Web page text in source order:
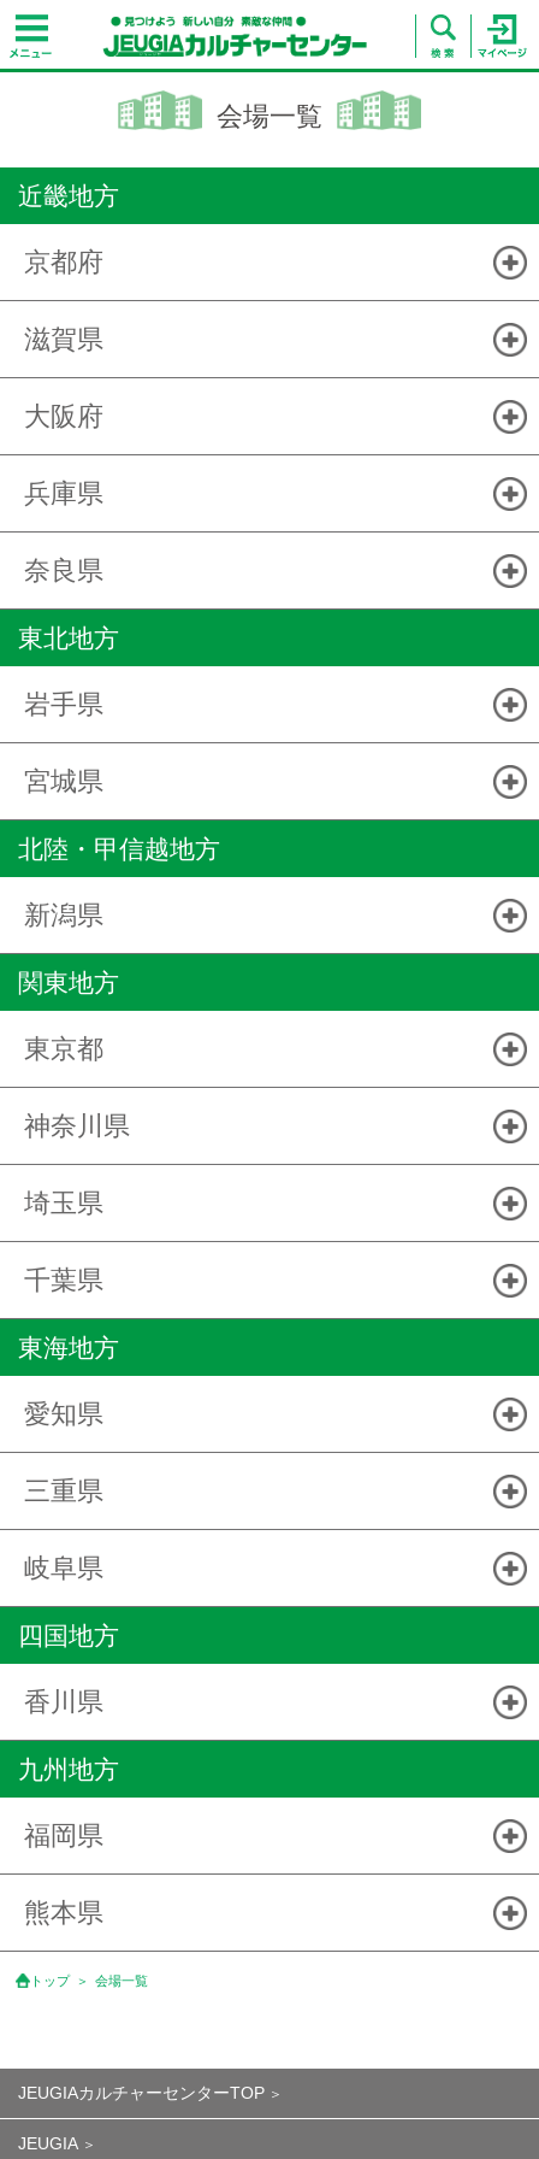
会場一覧
近畿地方
京都府
滋賀県
大阪府
兵庫県
奈良県
東北地方
岩手県
宮城県
北陸・甲信越地方
新潟県
関東地方
東京都
神奈川県
埼玉県
千葉県
東海地方
愛知県
三重県
岐阜県
四国地方
香川県
九州地方
福岡県
熊本県
トップ 会場一覧
JEUGIAカルチャーセンターTOP
JEUGIA